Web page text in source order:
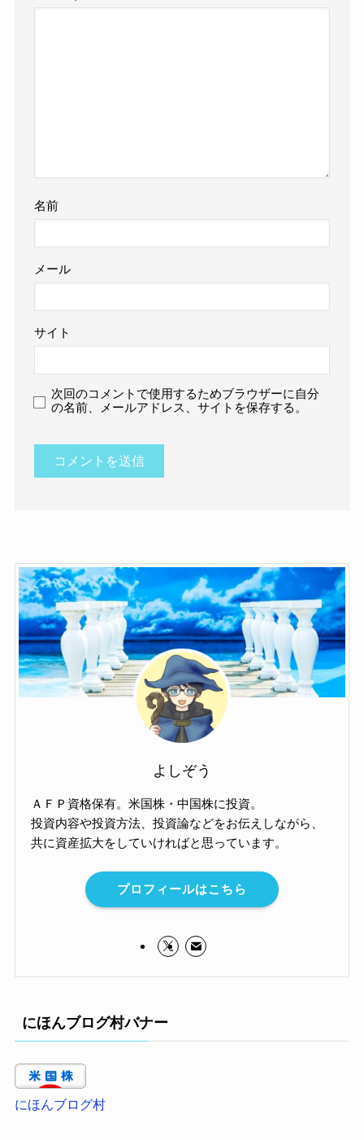
名前
メール
サイト
次回のコメントで使用するためブラウザーに自分
の名前、メールアドレス、サイトを保存する。
よしぞう
ＡＦＰ資格保有。米国株・中国株に投資。
投資内容や投資方法、投資論などをお伝えしながら、
共に資産拡大をしていければと思っています。
プロフィールはこちら
にほんブログ村バナー
にほんブログ村